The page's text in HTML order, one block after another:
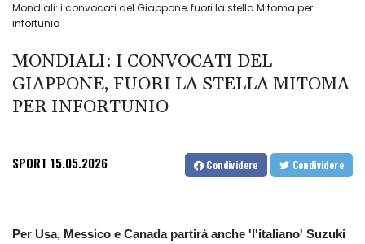
Mondiali: i convocati del Giappone, fuori la stella Mitoma per
infortunio
MONDIALI: I CONVOCATI DEL
GIAPPONE, FUORI LA STELLA MITOMA
PER INFORTUNIO
SPORT 15.05.2026 Condividere Condividere
Per Usa, Messico e Canada partirà anche 'l'italiano' Suzuki